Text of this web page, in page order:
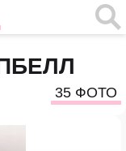
35 ФОТО